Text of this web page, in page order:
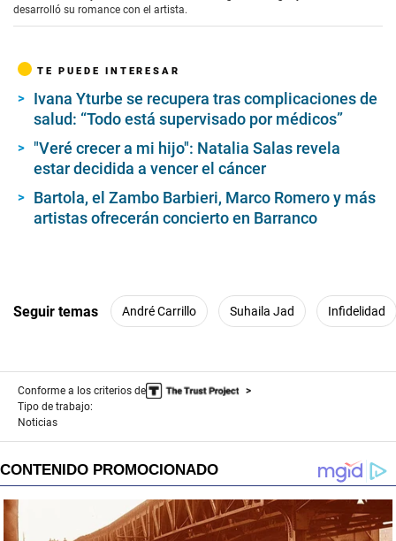
desarrolló su romance con el artista.
TE PUEDE INTERESAR
Ivana Yturbe se recupera tras complicaciones de
salud: “Todo está supervisado por médicos”
"Veré crecer a mi hijo": Natalia Salas revela
estar decidida a vencer el cáncer
Bartola, el Zambo Barbieri, Marco Romero y más
artistas ofrecerán concierto en Barranco
Seguir temas André Carrillo Suhaila Jad Infidelidad
Conforme a los criterios de
Tipo de trabajo:
Noticias